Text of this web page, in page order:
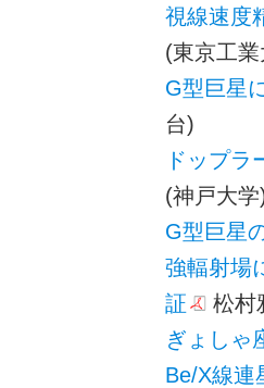
視線速度
(東京工
G型巨星
台)
ドップ
(神戸大学
G型巨星
強輻射場
証
松村
ぎょしゃ
Be/X線連